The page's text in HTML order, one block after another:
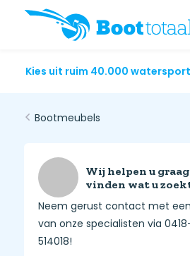
Kies uit ruim 40.000
Bootmeubels
Wij helpen u graag
vinden wat u
Neem gerust contact met een
van onze specialisten via
514018!